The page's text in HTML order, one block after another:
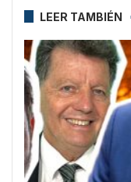
LEER TAMBIÉN